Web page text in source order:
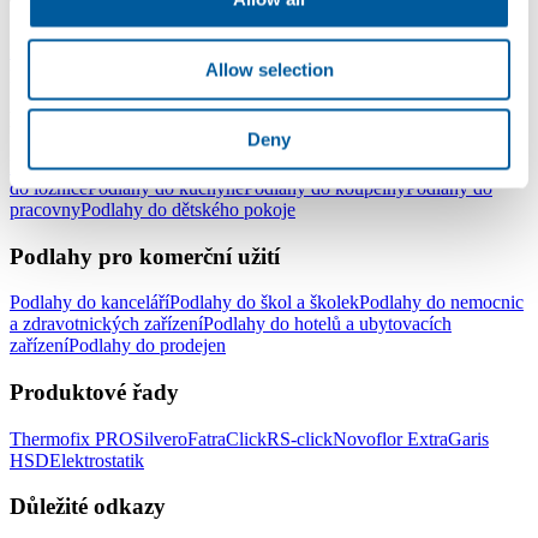
Allow selection
Deny
Elektrostatické podlahy
Podlahy pro domácnost
Podlahy do celé domácnostiPodlahy do obývacího pokojePodlahy
do ložnicePodlahy do kuchyněPodlahy do koupelnyPodlahy do
pracovnyPodlahy do dětského pokoje
Podlahy pro komerční užití
Podlahy do kanceláříPodlahy do škol a školekPodlahy do nemocnic
a zdravotnických zařízeníPodlahy do hotelů a ubytovacích
zařízeníPodlahy do prodejen
Produktové řady
Thermofix PROSilveroFatraClickRS-clickNovoflor ExtraGaris
HSDElektrostatik
Důležité odkazy